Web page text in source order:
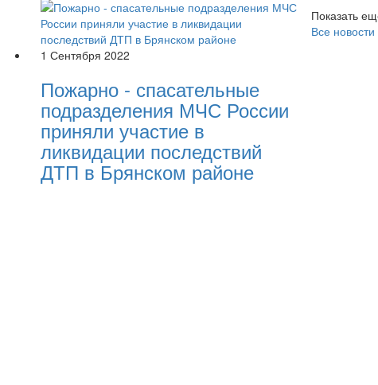
1 Сентября 2022
Пожарно - спасательные
подразделения МЧС России
приняли участие в
ликвидации последствий
ДТП в Брянском районе
Показать
Все новости